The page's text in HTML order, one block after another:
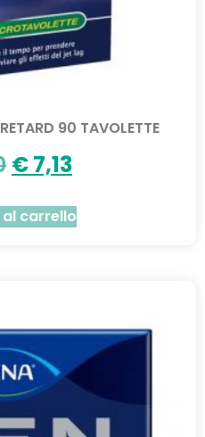
90 TAVOLETTE
€7,13
carrello